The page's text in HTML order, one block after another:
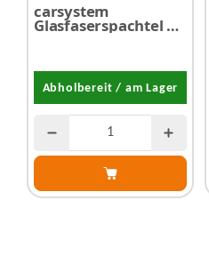
carsystem
Glasfaserspachtel +
Härter 1,8 kg
Abholbereit / am Lager